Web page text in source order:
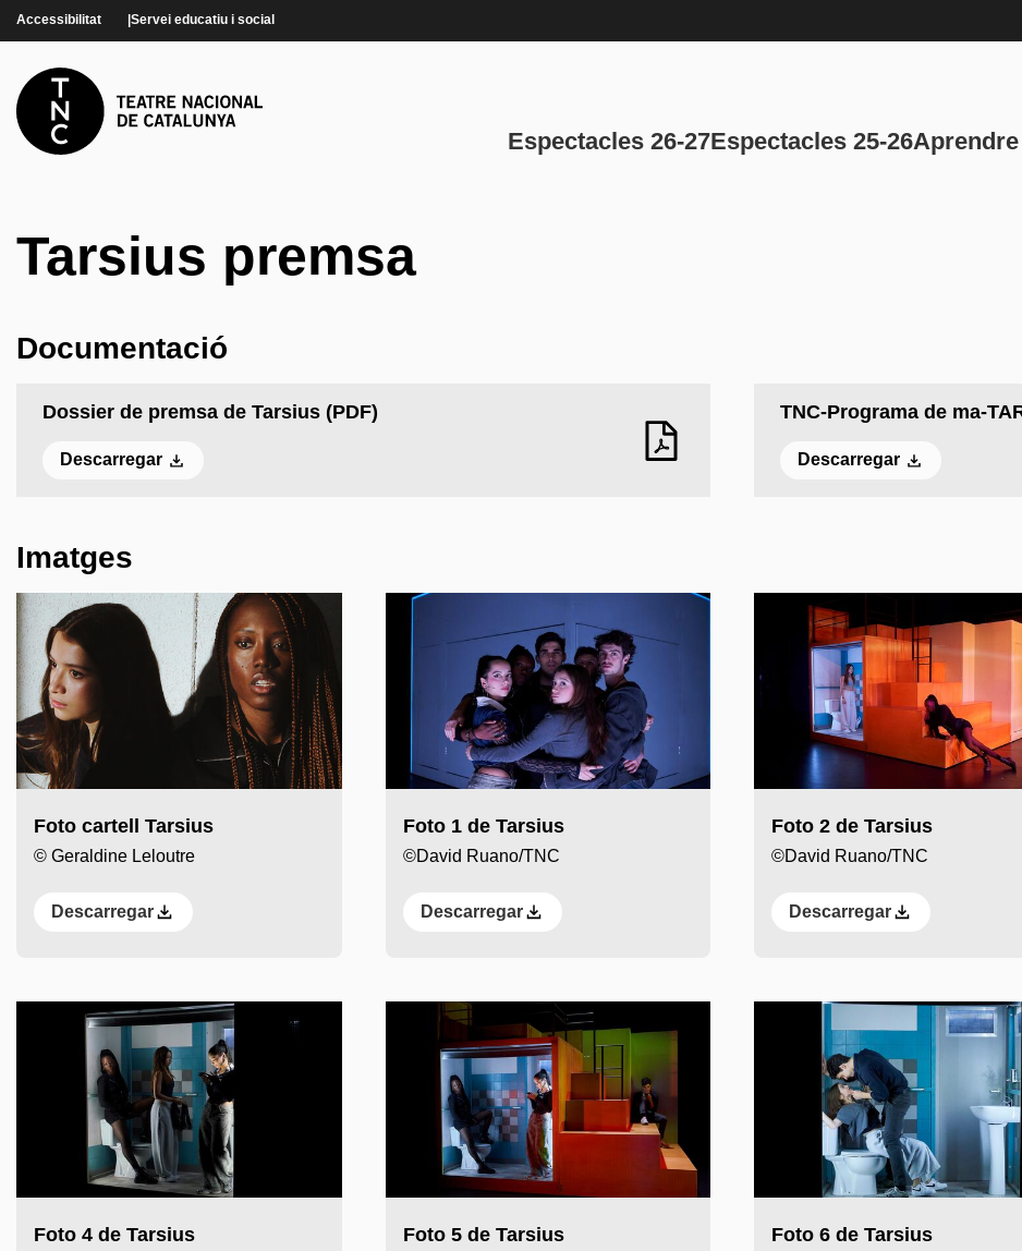
Accessibilitat Servei educatiu i social
Navegación
Espectacles 26-27Espectacles 25-26
Tarsius premsa
Documentació
Dossier de premsa de Tarsius (PDF)
Descarregar
TNC-Programa de ma-
Descarregar
Imatges
Foto cartell Tarsius
© Geraldine Leloutre
Descarregar
Foto 1 de Tarsius
©David Ruano/TNC
Descarregar
Foto 2 de Tarsius
©David Ruano/TNC
Descarregar
Foto 4 de Tarsius Foto 5 de Tarsius Foto 6 de Tarsius